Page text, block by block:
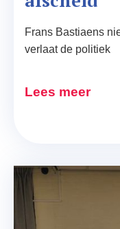
Frans Bastiaens
verlaat de politiek
Lees meer